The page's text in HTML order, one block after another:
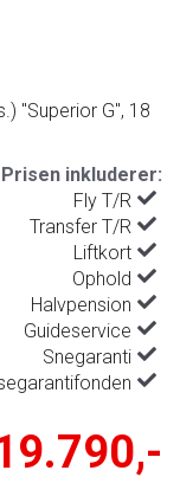
"Superior G", 18
Prisen inkluderer:
Fly T/R
Transfer T/R
Liftkort
Ophold
Halvpension
Guideservice
Snegaranti